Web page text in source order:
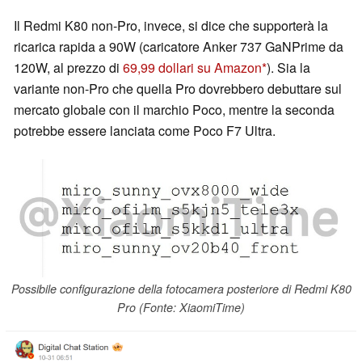
Il Redmi K80 non-Pro, invece, si dice che supporterà la
ricarica rapida a 90W (caricatore Anker 737 GaNPrime da
120W, al prezzo di 69,99 dollari su Amazon ). Sia la
variante non-Pro che quella Pro dovrebbero debuttare sul
mercato globale con il marchio Poco, mentre la seconda
potrebbe essere lanciata come Poco F7 Ultra.
Possibile configurazione della fotocamera posteriore di Redmi K80
Pro (Fonte: XiaomiTime)